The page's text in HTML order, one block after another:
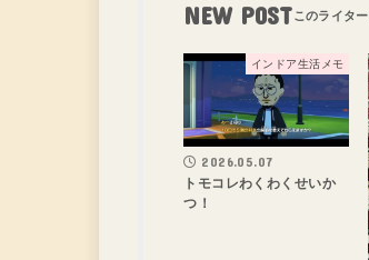
NEW POST
インドア生活メモ
2026.05.07
トモコレわくわくせいか
つ！